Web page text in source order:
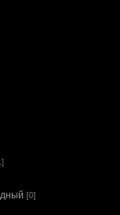
[0]